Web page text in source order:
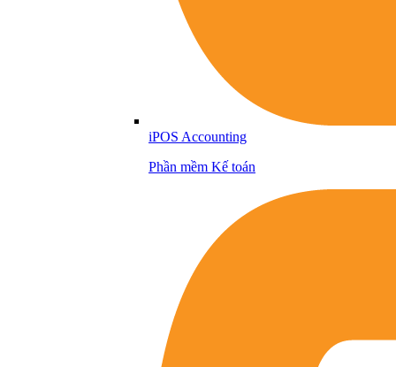
iPOS Accounting
Phần mềm Kế toán